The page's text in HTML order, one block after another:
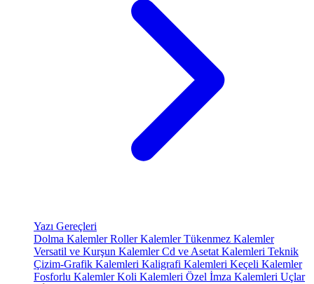
Yazı Gereçleri
Dolma KalemlerRoller KalemlerTükenmez Kalemler
Versatil ve Kurşun KalemlerCd ve Asetat Kalemleri Teknik
Çizim-Grafik Kalemleri Kaligrafi Kalemleri Keçeli Kalemler
Fosforlu KalemlerKoli Kalemleri Özel İmza Kalemleri Uçlar